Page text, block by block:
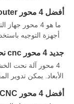
المحور الرابع
أفضل 4 محور CNC Wood Router في 2022
أجهزة التوجيه
على الأقل تحدد
ببساطة آلة تحتوي
جديد 4 محور cnc نحت الخشب آلة
الأبعاد.